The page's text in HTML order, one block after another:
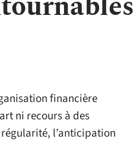
financière
ni recours à des
l’anticipation